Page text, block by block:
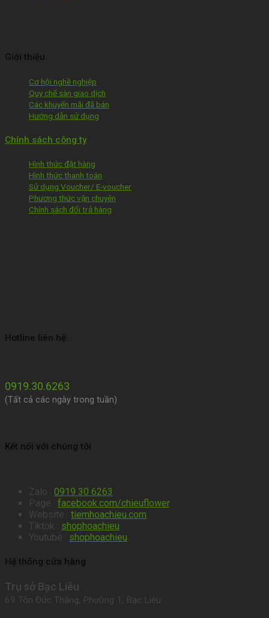
Giới thiệu
Cơ hội nghề nghiệp
Quy chế sàn giao dịch
Các khuyến mãi đã bán
Hướng dẫn sử dụng
Chính sách công ty
Hình thức đặt hàng
Hình thức thanh toán
Sử dụng Voucher/ E-voucher
Phương thức vận chuyên
Chính sách đổi trả hàng
Hotline liên hệ:
0919.30.6263
(Tất cả các ngày trong tuần)
Kết nối với chúng tôi
Zalo : 0919 30 6263.
Page : facebook.com/chieuflower.
Website : tiemhoachieu.com.
Tiktok : shophoachieu
Youtube : shophoachieu
Hệ thống cửa hàng
Trụ sở Bạc Liêu
69 Tôn Đức Thắng, Phường 1, Bạc Liêu